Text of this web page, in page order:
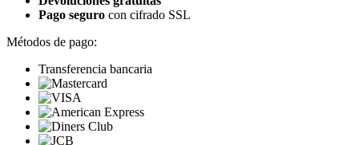
Pago seguro con cifrado SSL
Métodos de pago:
Transferencia bancaria